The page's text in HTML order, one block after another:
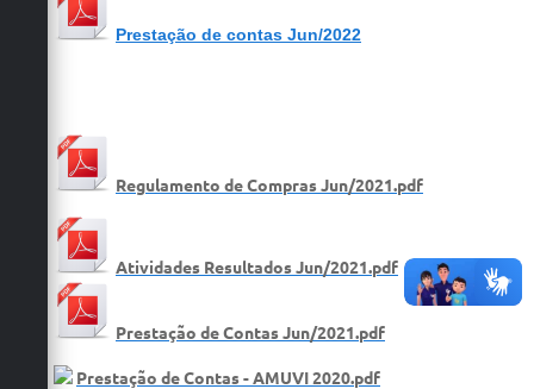
Prestação de contas Jun/2022
Regulamento de Compras Jun/2021.pdf
Atividades Resultados Jun/2021.pdf
Prestação de Contas Jun/2021.pdf
Prestação de Contas - AMUVI 2020.pdf